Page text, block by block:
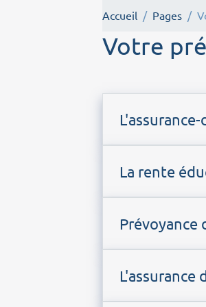
Accueil Pages
Votre
La rente
Prévoyance
L'assurance